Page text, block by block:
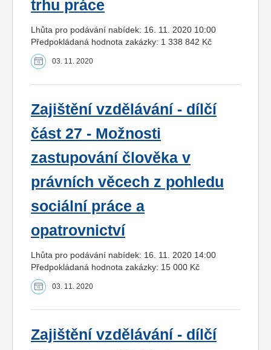
trhu práce
Lhůta pro podávání nabídek: 16. 11. 2020 10:00
Předpokládaná hodnota zakázky: 1 338 842 Kč
03. 11. 2020
Zajištění vzdělávání - dílčí
část 27 - Možnosti
zastupování člověka v
právních věcech z pohledu
sociální práce a
opatrovnictví
Lhůta pro podávání nabídek: 16. 11. 2020 14:00
Předpokládaná hodnota zakázky: 15 000 Kč
03. 11. 2020
Zajištění vzdělávání - dílčí